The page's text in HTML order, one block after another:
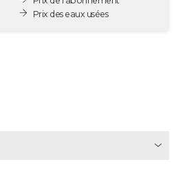
Prix des eaux usées